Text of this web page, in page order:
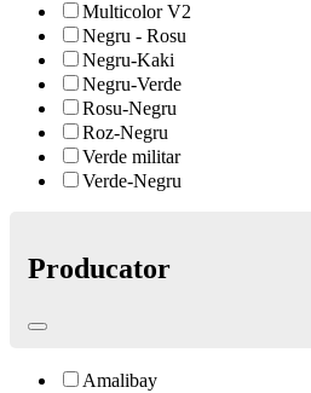
Multicolor V2
Negru - Rosu
Negru-Kaki
Negru-Verde
Rosu-Negru
Roz-Negru
Verde militar
Verde-Negru
Producator
Amalibay